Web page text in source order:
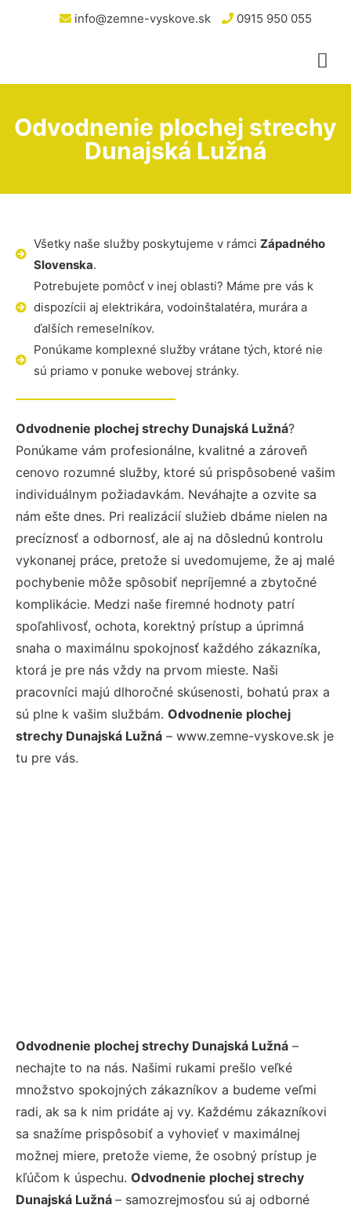
info@zemne-vyskove.sk 0915 950 055
Odvodnenie plochej strechy
Dunajská Lužná
Všetky naše služby poskytujeme v rámci Západného
Slovenska.
Potrebujete pomôcť v inej oblasti? Máme pre vás k
dispozícii aj elektrikára, vodoinštalatéra, murára a
ďalších remeselníkov.
Ponúkame komplexné služby vrátane tých, ktoré nie
sú priamo v ponuke webovej stránky.
Odvodnenie plochej strechy Dunajská Lužná?
Ponúkame vám profesionálne, kvalitné a zároveň
cenovo rozumné služby, ktoré sú prispôsobené vašim
individuálnym požiadavkám. Neváhajte a ozvite sa
nám ešte dnes. Pri realizácií služieb dbáme nielen na
precíznosť a odbornosť, ale aj na dôslednú kontrolu
vykonanej práce, pretože si uvedomujeme, že aj malé
pochybenie môže spôsobiť nepríjemné a zbytočné
komplikácie. Medzi naše firemné hodnoty patrí
spoľahlivosť, ochota, korektný prístup a úprimná
snaha o maximálnu spokojnosť každého zákazníka,
ktorá je pre nás vždy na prvom mieste. Naši
pracovníci majú dlhoročné skúsenosti, bohatú prax a
sú plne k vašim službám. Odvodnenie plochej
strechy Dunajská Lužná – www.zemne-vyskove.sk je
tu pre vás.
Odvodnenie plochej strechy Dunajská Lužná –
nechajte to na nás. Našimi rukami prešlo veľké
množstvo spokojných zákazníkov a budeme veľmi
radi, ak sa k nim pridáte aj vy. Každému zákazníkovi
sa snažíme prispôsobiť a vyhovieť v maximálnej
možnej miere, pretože vieme, že osobný prístup je
kľúčom k úspechu. Odvodnenie plochej strechy
Dunajská Lužná – samozrejmosťou sú aj odborné